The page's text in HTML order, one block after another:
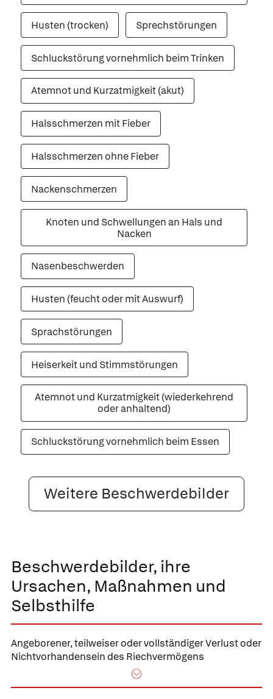
Husten (trocken) Sprechstörungen
Schluckstörung vornehmlich beim Trinken
Atemnot und Kurzatmigkeit (akut)
Halsschmerzen mit Fieber
Halsschmerzen ohne Fieber
Nackenschmerzen
Knoten und Schwellungen an Hals und
Nacken
Nasenbeschwerden
Husten (feucht oder mit Auswurf)
Sprachstörungen
Heiserkeit und Stimmstörungen
Atemnot und Kurzatmigkeit (wiederkehrend
oder anhaltend)
Schluckstörung vornehmlich beim Essen
Weitere Beschwerdebilder
Beschwerdebilder, ihre
Ursachen, Maßnahmen und
Selbsthilfe
Angeborener, teilweiser oder vollständigerVerlust oder
Nichtvorhandensein des Riechvermögens